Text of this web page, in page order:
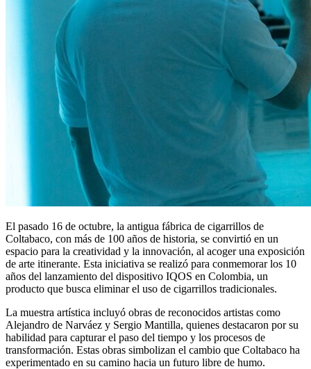
El pasado 16 de octubre, la antigua fábrica de cigarrillos de
Coltabaco, con más de 100 años de historia, se convirtió en un
espacio para la creatividad y la innovación, al acoger una exposición
de arte itinerante. Esta iniciativa se realizó para conmemorar los 10
años del lanzamiento del dispositivo IQOS en Colombia, un
producto que busca eliminar el uso de cigarrillos tradicionales.
La muestra artística incluyó obras de reconocidos artistas como
Alejandro de Narváez y Sergio Mantilla, quienes destacaron por su
habilidad para capturar el paso del tiempo y los procesos de
transformación. Estas obras simbolizan el cambio que Coltabaco ha
experimentado en su camino hacia un futuro libre de humo.